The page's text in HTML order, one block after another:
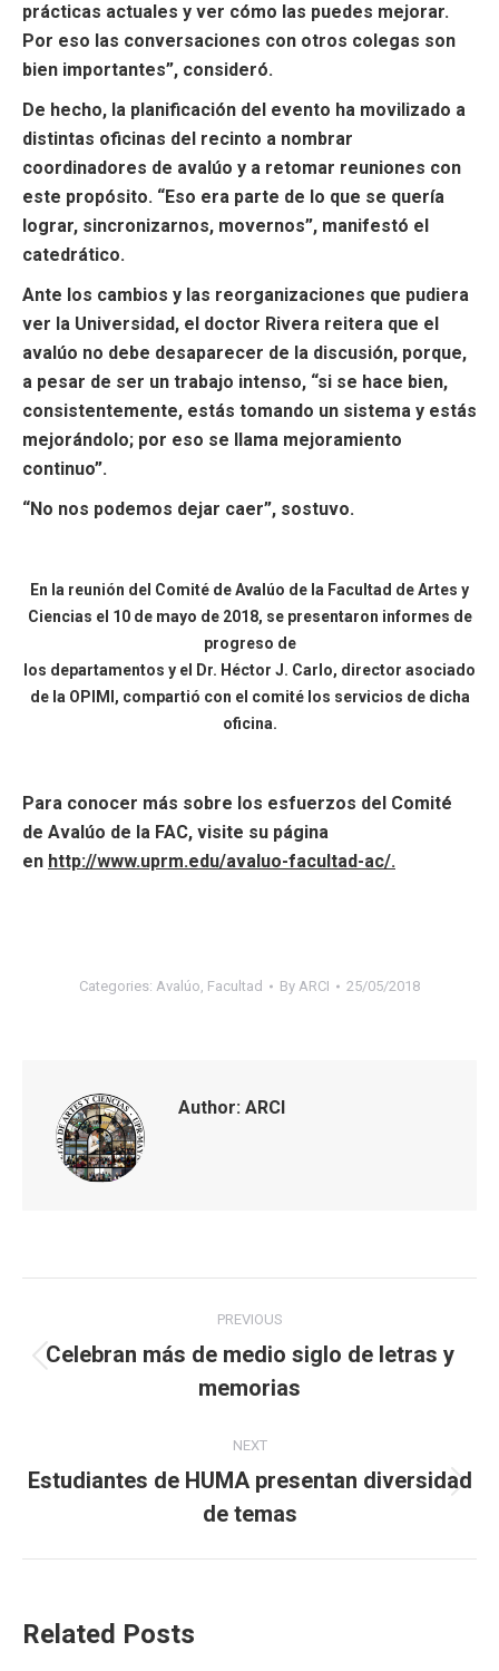
prácticas actuales y ver cómo las puedes mejorar.
Por eso las conversaciones con otros colegas son
bien importantes”, consideró.
De hecho, la planificación del evento ha movilizado a
distintas oficinas del recinto a nombrar
coordinadores de avalúo y a retomar reuniones con
este propósito. “Eso era parte de lo que se quería
lograr, sincronizarnos, movernos”, manifestó el
catedrático.
Ante los cambios y las reorganizaciones que pudiera
ver la Universidad, el doctor Rivera reitera que el
avalúo no debe desaparecer de la discusión, porque,
a pesar de ser un trabajo intenso, “si se hace bien,
consistentemente, estás tomando un sistema y estás
mejorándolo; por eso se llama mejoramiento
continuo”.
“No nos podemos dejar caer”, sostuvo.
En la reunión del Comité de Avalúo de la Facultad de Artes y
Ciencias el 10 de mayo de 2018, se presentaron informes de
progreso de
los departamentos y el Dr. Héctor J. Carlo, director asociado
de la OPIMI, compartió con el comité los servicios de dicha
oficina.
Para conocer más sobre los esfuerzos del Comité
de Avalúo de la FAC, visite su página
en http://www.uprm.edu/avaluo-facultad-ac/.
Categories: Avalúo, Facultad By ARCI 25/05/2018
Author: ARCI
navigation
PREVIOUS
Previous
post:
Celebran más de medio siglo de letras y
memorias
NEXT
Next
post:
Estudiantes de HUMA presentan diversidad
de temas
Related Posts